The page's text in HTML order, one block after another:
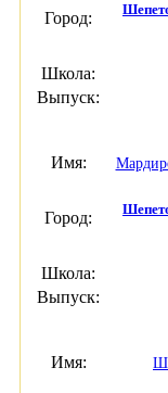
Город:
Школа:
Выпуск:
Имя:
Город:
Школа:
Выпуск:
Имя: